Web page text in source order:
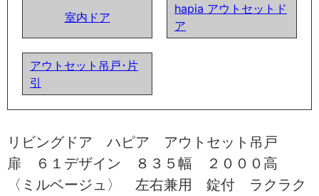
室内ドア
hapia アウトセットド
ア
アウトセット吊戸･片
引
リビングドア ハピア アウトセット吊戸
扉 ６１デザイン ８３５幅 ２０００高
〈ミルベージュ〉 左右兼用 錠付 ラクラク